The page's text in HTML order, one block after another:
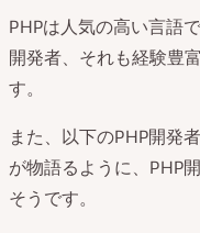
PHPは人気の高い言語
開発者、それも経験豊
す。
また、以下のPHP開発
が物語るように、PHP
そうです。